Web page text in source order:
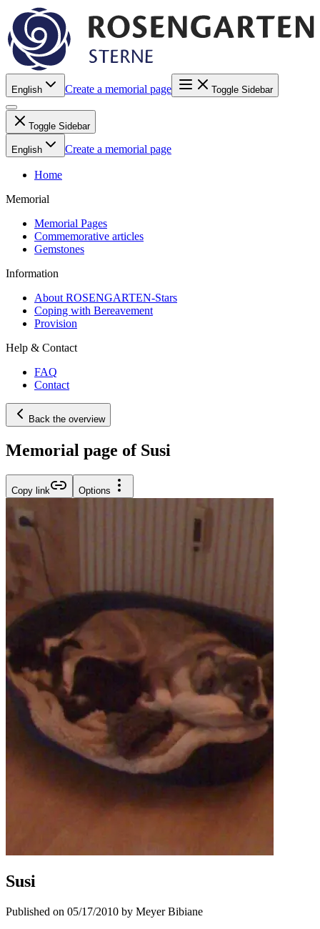
English Create a memorial page Toggle Sidebar
Toggle Sidebar
English Create a memorial page
Home
Memorial
Memorial Pages
Commemorative articles
Gemstones
Information
About ROSENGARTEN-Stars
Coping with Bereavement
Provision
Help & Contact
FAQ
Contact
Back the overview
Memorial page of Susi
Copy link Options
Susi
Published on 05/17/2010 by Meyer Bibiane